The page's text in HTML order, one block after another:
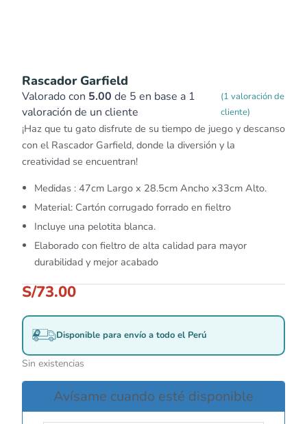
Rascador Garfield
Valorado con 5.00 de 5 en base a 1
valoración de un cliente
(1 valoración de
cliente)
¡Haz que tu gato disfrute de su tiempo de juego y descanso
con el Rascador Garfield, donde la diversión y la
creatividad se encuentran!
Medidas : 47cm Largo x 28.5cm Ancho x33cm Alto.
Material: Cartón corrugado forrado en fieltro
Incluye una pelotita blanca.
Elaborado con fieltro de alta calidad para mayor
durabilidad y mejor acabado
S/73.00
Disponible para envío a todo el Perú
Sin existencias
Avísame cuando esté disponible